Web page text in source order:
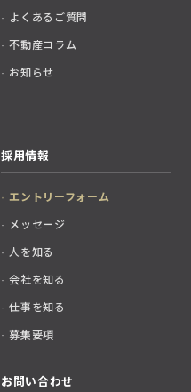
よくあるご質問
不動産コラム
お知らせ
採用情報
エントリーフォーム
メッセージ
人を知る
会社を知る
仕事を知る
募集要項
お問い合わせ